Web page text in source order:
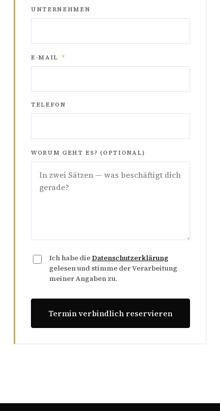
UNTERNEHMEN
E-MAIL *
TELEFON
WORUM GEHT ES? (OPTIONAL)
Ich habe dieDatenschutzerklärung
gelesen und stimme der Verarbeitung
meiner Angaben zu.
Termin verbindlich reservieren